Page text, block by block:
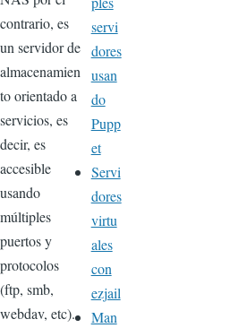
contrario, es
un servidor de
almacenamien
to orientado a
servicios, es
decir, es
accesible
usando
múltiples
puertos y
protocolos
(ftp, smb,
webdav, etc).
servi
dores
usan
do
Pupp
et
Servi
dores
virtu
ales
con
ezjail
Man